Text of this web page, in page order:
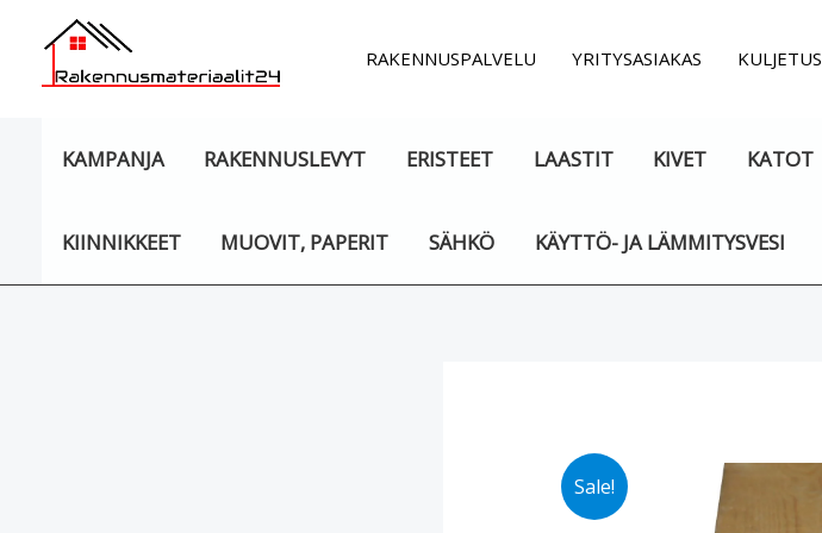
sisältöön
RAKENNUSPALVELU YRITYSASIAKAS KULJETUS
KAMPANJA RAKENNUSLEVYT ERISTEET LAASTIT KIVET KATOT
KIINNIKKEET MUOVIT, PAPERIT SÄHKÖ KÄYTTÖ- JA LÄMMITYSVESI
Sale!